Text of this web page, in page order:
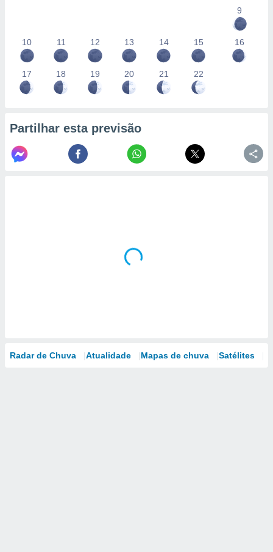
9
10 11 12 13 14 15 16
17 18 19 20 21 22
Partilhar esta previsão
Radar de Chuva Atualidade Mapas de chuva Satélites